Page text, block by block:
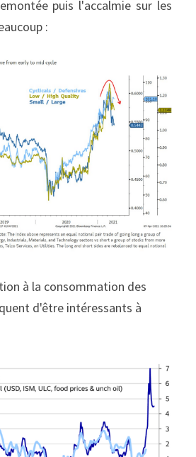
puis l'accalmie sur les
:
à la consommation des
d'être intéressants à